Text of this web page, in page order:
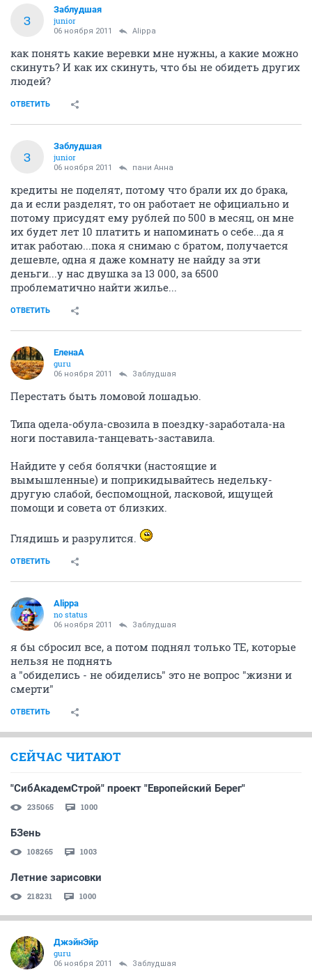
З
Заблудшая
junior
06 ноября 2011 Alippa
как понять какие веревки мне нужны, а какие можно
скинуть? И как их скинуть, что бы не обидеть других
людей?
ОТВЕТИТЬ
З
Заблудшая
junior
06 ноября 2011 пани Анна
кредиты не поделят, потому что брали их до брака,
да и если разделят, то он работает не официально и
потому присудят ему рублей по 500 в месяц, он мне
их будет лет 10 платить и напоминать о себе...да я
итак работаю...пока я снимаю с братом, получается
дешевле, одна я даже комнату не найду за эти
деньги...у нас двушка за 13 000, за 6500
проблематично найти жилье...
ОТВЕТИТЬ
ЕленаА
guru
06 ноября 2011 Заблудшая
Перестать быть ломовой лошадью.
Типа одела-обула-свозила в поездку-заработала-на
ноги поставила-танцевать-заставила.
Найдите у себя болячки (настоящие и
вымышленные) и поприкидывайтесь недельку-
другую слабой, беспомощной, ласковой, ищущей
помощи и совета от близких.
Глядишь и разрулится.
ОТВЕТИТЬ
Alippa
no status
06 ноября 2011 Заблудшая
я бы сбросил все, а потом поднял только ТЕ, которые
нельзя не поднять
а "обиделись - не обиделись" это не вопрос "жизни и
смерти"
ОТВЕТИТЬ
СЕЙЧАС ЧИТАЮТ
"СибАкадемСтрой" проект "Европейский Берег"
235065 1000
БЗень
108265 1003
Летние зарисовки
218231 1000
ДжэйнЭйр
guru
06 ноября 2011 Заблудшая